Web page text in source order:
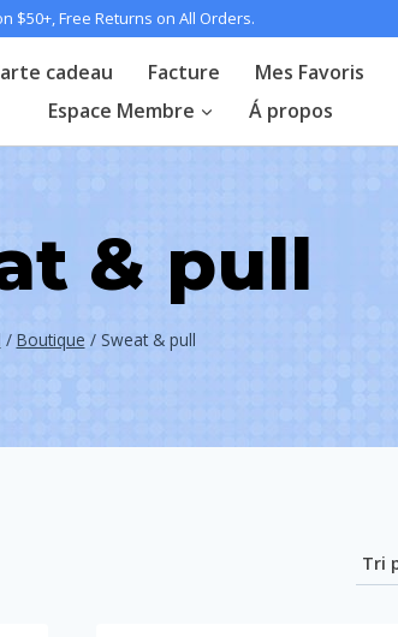
$50+, Free Returns on All Orders.
cadeau Facture Mes Favoris
Espace Membre
Á propos
& pull
/ Boutique / Sweat & pull